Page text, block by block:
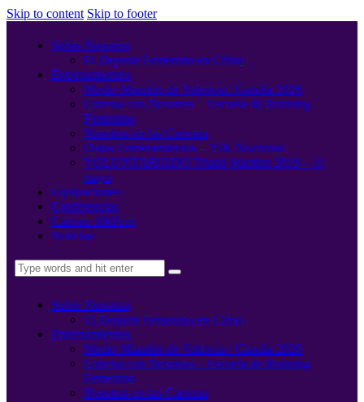
Skip to content Skip to footer
Sobre Nosotras
El Deporte Femenino en Cifras
Entrenamientos
Medio Maratón de Valencia / Gandía 2026
Entrena con Nosotras – Escuela de Running
Femenino
Nosotras en las Carreras
Datos Entrenamientos – 15K Nocturna
VOLUNTARIADO Triatló Maritim 2019 – 11
mayo
Equipaciones
Conferencias
Carrera 10kFem
Noticias
Sobre Nosotras
El Deporte Femenino en Cifras
Entrenamientos
Medio Maratón de Valencia / Gandía 2026
Entrena con Nosotras – Escuela de Running
Femenino
Nosotras en las Carreras